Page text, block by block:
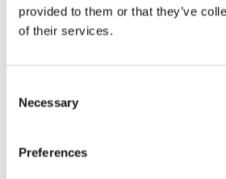
provided to them or that they’ve
of their services.
Selection
Necessary
Preferences